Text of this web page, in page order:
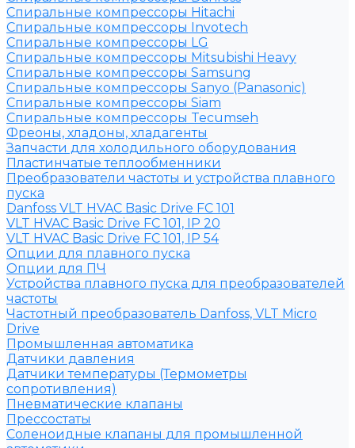
Спиральные компрессоры Hitachi
Спиральные компрессоры Invotech
Спиральные компрессоры LG
Спиральные компрессоры Mitsubishi Heavy
Спиральные компрессоры Samsung
Спиральные компрессоры Sanyo (Panasonic)
Спиральные компрессоры Siam
Спиральные компрессоры Tecumseh
Фреоны, хладоны, хладагенты
Запчасти для холодильного оборудования
Пластинчатые теплообменники
Преобразователи частоты и устройства плавного
пуска
Danfoss VLT HVAC Basic Drive FC 101
VLT HVAC Basic Drive FC 101, IP 20
VLT HVAC Basic Drive FC 101, IP 54
Опции для плавного пуска
Опции для ПЧ
Устройства плавного пуска для преобразователей
частоты
Частотный преобразователь Danfoss, VLT Micro
Drive
Промышленная автоматика
Датчики давления
Датчики температуры (Термометры
сопротивления)
Пневматические клапаны
Прессостаты
Соленоидные клапаны для промышленной